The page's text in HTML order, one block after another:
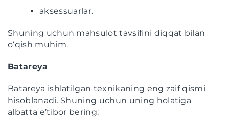
aksessuarlar.
Shuning uchun mahsulot tavsifini diqqat bilan
o‘qish muhim.
Batareya
Batareya ishlatilgan texnikaning eng zaif qismi
hisoblanadi. Shuning uchun uning holatiga
albatta e’tibor bering: